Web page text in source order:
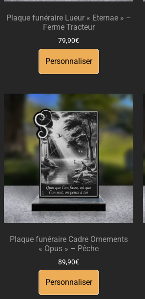
Plaque funéraire Lueur « Eternae » –
Ferme Tracteur
79,90€
Personnaliser
Plaque funéraire Cadre Ornements
« Opus » – Pêche
89,90€
Personnaliser